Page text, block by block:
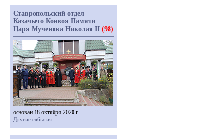
Ставропольский отдел
Казачьего Конвоя Памяти
Царя Мученика Николая II (98)
основан 18 октября 2020 г.
Другие события